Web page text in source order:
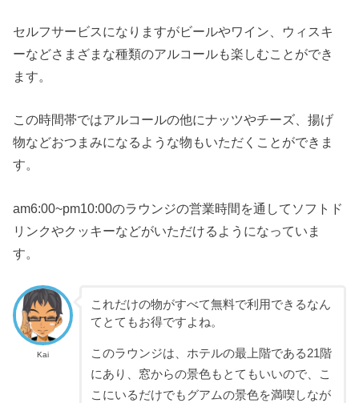
セルフサービスになりますがビールやワイン、ウィスキ
ーなどさまざまな種類のアルコールも楽しむことができ
ます。
この時間帯ではアルコールの他にナッツやチーズ、揚げ
物などおつまみになるような物もいただくことができま
す。
am6:00~pm10:00のラウンジの営業時間を通してソフトド
リンクやクッキーなどがいただけるようになっていま
す。
Kai
これだけの物がすべて無料で利用できるなん
てとてもお得ですよね。
このラウンジは、ホテルの最上階である21階
にあり、窓からの景色もとてもいいので、こ
こにいるだけでもグアムの景色を満喫しなが